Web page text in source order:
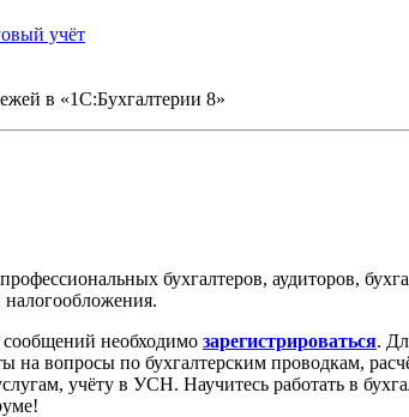
учёт
в «1С:Бухгалтерии 8»
бухгалтеров, аудиторов,
налогообложения.
необходимо зарегистрироваться.
на вопросы по бухгалтерским проводкам,
учёту в УСН. Научитесь работать в